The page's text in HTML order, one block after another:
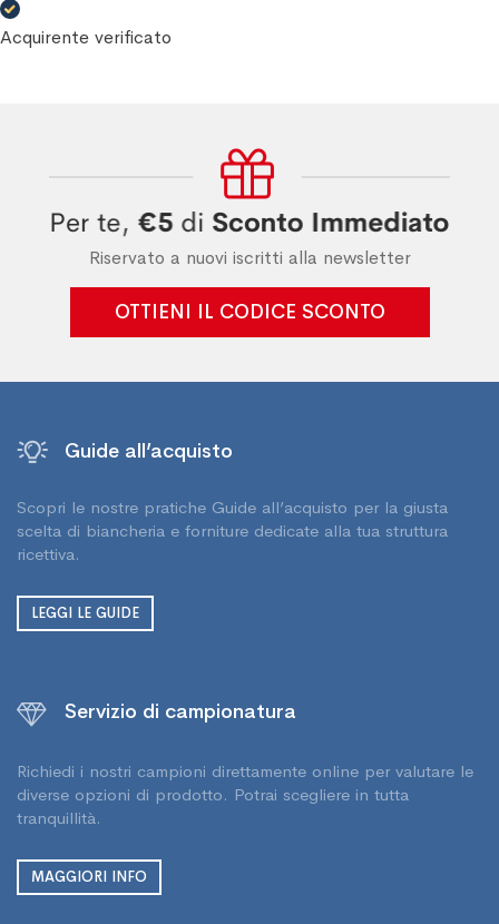
Acquirente verificato
Riservato a nuovi iscritti alla newsletter
OTTIENI IL CODICE SCONTO
Guide all’acquisto
Scopri le nostre pratiche Guide all’acquisto per la giusta
scelta di biancheria e forniture dedicate alla tua struttura
ricettiva.
LEGGI LE GUIDE
Servizio di campionatura
Richiedi i nostri campioni direttamente online per valutare le
diverse opzioni di prodotto. Potrai scegliere in tutta
tranquillità.
MAGGIORI INFO